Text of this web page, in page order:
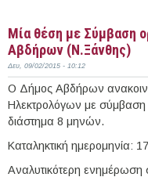
Μία θέση με Σύμβαση
Αβδήρων (Ν.Ξάνθης)
Δευ, 09/02/2015 - 10:12
Ο Δήμος Αβδήρων
Ηλεκτρολόγων με σύμβαση
διάστημα 8 μηνών.
Καταληκτική ημερομηνία:
Αναλυτικότερη